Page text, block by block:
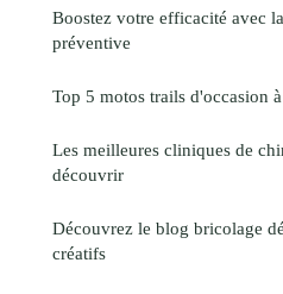
Boostez votre efficacité avec
préventive
Top 5 motos trails d'occasion
Les meilleures cliniques de
découvrir
Découvrez le blog bricolage
créatifs